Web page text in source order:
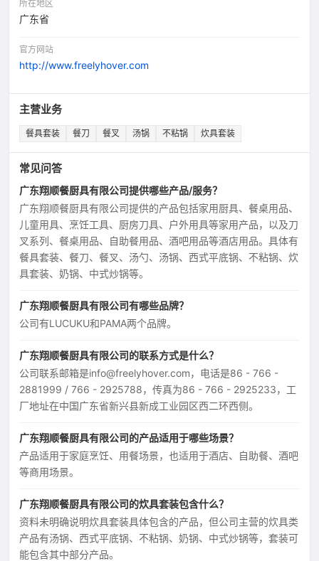
所在地区
广东省
官方网站
http://www.freelyhover.com
主营业务
餐具套装 餐刀 餐叉 汤锅 不粘锅 炊具套装
常见问答
广东翔顺餐厨具有限公司提供哪些产品/服务？
广东翔顺餐厨具有限公司提供的产品包括家用厨具、餐桌用品、
儿童用具、烹饪工具、厨房刀具、户外用具等家用产品，以及刀
叉系列、餐桌用品、自助餐用品、酒吧用品等酒店用品。具体有
餐具套装、餐刀、餐叉、汤勺、汤锅、西式平底锅、不粘锅、炊
具套装、奶锅、中式炒锅等。
广东翔顺餐厨具有限公司有哪些品牌？
公司有LUCUKU和PAMA两个品牌。
广东翔顺餐厨具有限公司的联系方式是什么？
公司联系邮箱是info@freelyhover.com，电话是86 - 766 -
2881999 / 766 - 2925788，传真为86 - 766 - 2925233，工
厂地址在中国广东省新兴县新成工业园区西二环西侧。
广东翔顺餐厨具有限公司的产品适用于哪些场景？
产品适用于家庭烹饪、用餐场景，也适用于酒店、自助餐、酒吧
等商用场景。
广东翔顺餐厨具有限公司的炊具套装包含什么？
资料未明确说明炊具套装具体包含的产品，但公司主营的炊具类
产品有汤锅、西式平底锅、不粘锅、奶锅、中式炒锅等，套装可
能包含其中部分产品。